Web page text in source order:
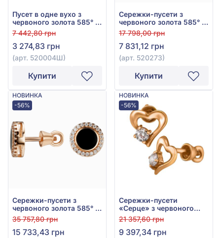
Пусет в одне вухо з
червоного золота 585° з
фіанітом/куб.цирконієм,
арт. 520004Ш
7 442,80 грн
3 274,83 грн
(арт. 520004Ш)
Купити
Сережки-пусети з
червоного золота 585° з
фіанітом/куб.цирконієм,
арт. 520273
17 798,00 грн
7 831,12 грн
(арт. 520273)
Купити
НОВИНКА
-56%
Сережки-пусети з
червоного золота 585° з
чорною емаллю та
фіанітом/куб.цирконієм,
арт. 520303Е
35 757,80 грн
15 733,43 грн
НОВИНКА
-56%
Сережки-пусети
«Серце» з червоного
золота 585° з фіанітом/
куб.цирконієм, арт.
520009
21 357,60 грн
9 397,34 грн